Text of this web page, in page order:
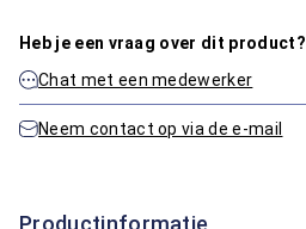
Heb je een vraag over dit product?
Chat met een medewerker
Neem contact op via de e-mail
Productinformatie